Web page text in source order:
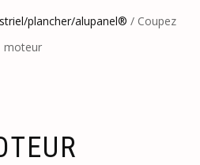
plancher/alupanel® / Coupez
moteur